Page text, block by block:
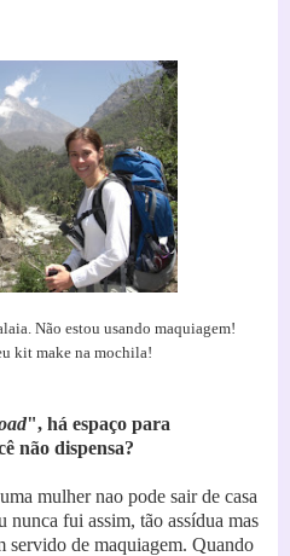
Não estou usando maquiagem!
kit make na mochila!
", há espaço para
não dispensa?
mulher nao pode sair de casa
nunca fui assim, tão assídua mas
servido de maquiagem. Quando